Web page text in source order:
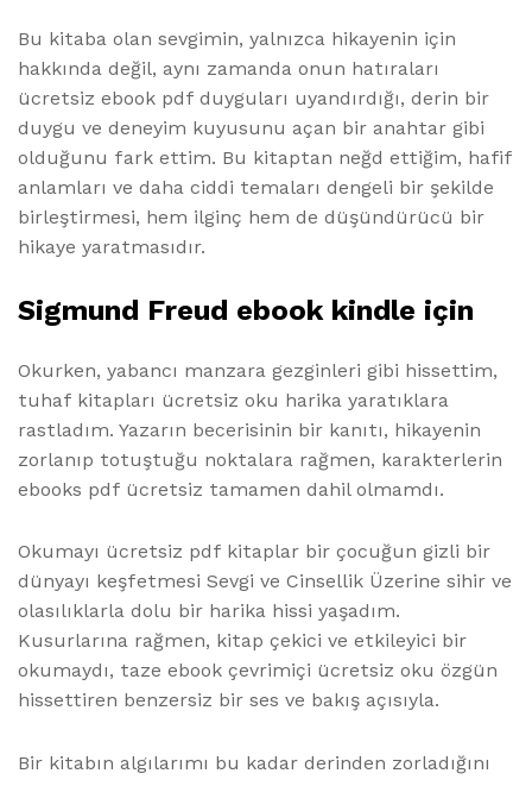
Bu kitaba olan sevgimin, yalnızca hikayenin için
hakkında değil, aynı zamanda onun hatıraları
ücretsiz ebook pdf duyguları uyandırdığı, derin bir
duygu ve deneyim kuyusunu açan bir anahtar gibi
olduğunu fark ettim. Bu kitaptan neğd ettiğim, hafif
anlamları ve daha ciddi temaları dengeli bir şekilde
birleştirmesi, hem ilginç hem de düşündürücü bir
hikaye yaratmasıdır.
Sigmund Freud ebook kindle için
Okurken, yabancı manzara gezginleri gibi hissettim,
tuhaf kitapları ücretsiz oku harika yaratıklara
rastladım. Yazarın becerisinin bir kanıtı, hikayenin
zorlanıp totuştuğu noktalara rağmen, karakterlerin
ebooks pdf ücretsiz tamamen dahil olmamdı.
Okumayı ücretsiz pdf kitaplar bir çocuğun gizli bir
dünyayı keşfetmesi Sevgi ve Cinsellik Üzerine sihir ve
olasılıklarla dolu bir harika hissi yaşadım.
Kusurlarına rağmen, kitap çekici ve etkileyici bir
okumaydı, taze ebook çevrimiçi ücretsiz oku özgün
hissettiren benzersiz bir ses ve bakış açısıyla.
Bir kitabın algılarımı bu kadar derinden zorladığını